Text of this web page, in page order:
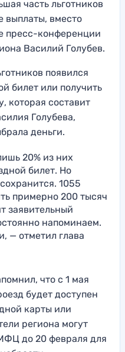
часть льготников
выплаты, вместо
пресс-конференции
Василий Голубев.
появился
билет или получить
которая составит
Голубева,
деньги.
20% из них
билет. Но
1055
примерно 200 тысяч
заявительный
напоминаем.
— отметил глава
что с 1 мая
будет доступен
карты или
региона могут
до 20 февраля для